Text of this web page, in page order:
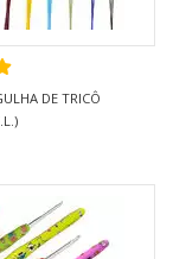
DE TRICÔ